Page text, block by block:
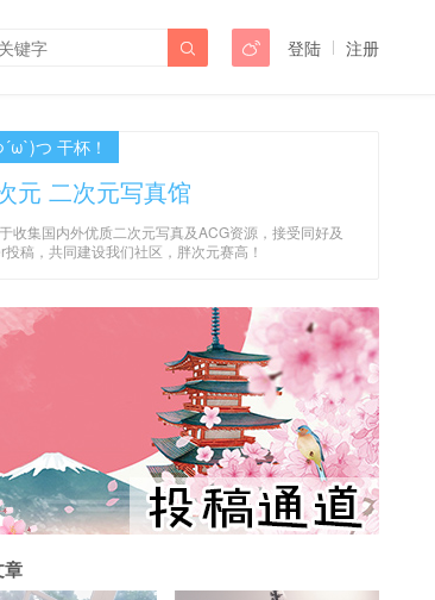
登陆 注册


´ω`)つ 干杯！
元 二次元写真馆
收集国内外优质二次元写真及ACG资源，接受同好及
投稿，共同建设我们社区，胖次元赛高！
章